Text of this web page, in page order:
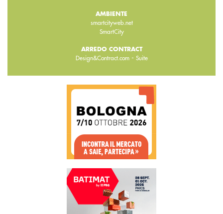
AMBIENTE
smartcityweb.net
SmartCity
ARREDO CONTRACT
Design&Contract.com- Suite